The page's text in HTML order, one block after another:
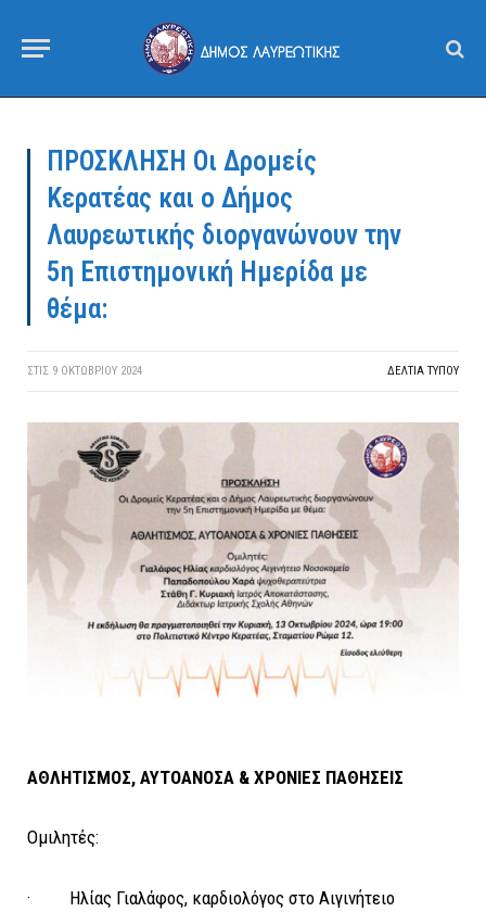
ΠΡΟΣΚΛΗΣΗ Οι Δρομείς
Κερατέας και ο Δήμος
Λαυρεωτικής διοργανώνουν την
5η Επιστημονική Ημερίδα με
θέμα:
ΣΤΙΣ 9 ΟΚΤΩΒΡΊΟΥ 2024 ΔΕΛΤΙΑ ΤΥΠΟΥ
ΑΘΛΗΤΙΣΜΟΣ, ΑΥΤΟΑΝΟΣΑ & ΧΡΟΝΙΕΣ ΠΑΘΗΣΕΙΣ
Ομιλητές:
· Ηλίας Γιαλάφος, καρδιολόγος στο Αιγινήτειο